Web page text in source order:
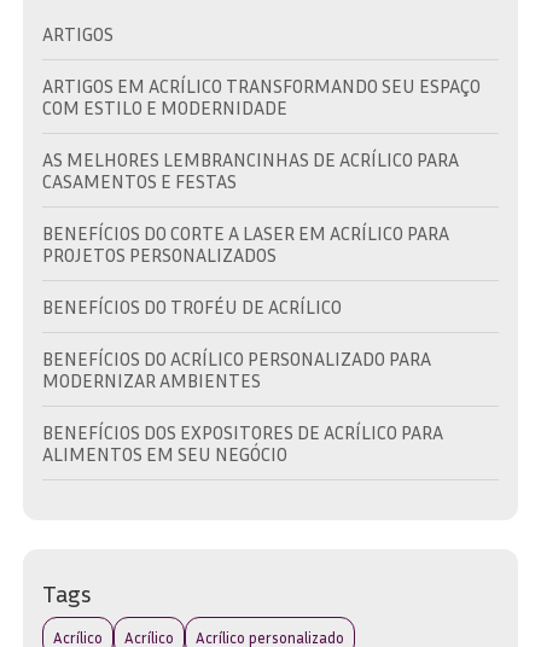
ARTIGOS
ARTIGOS EM ACRÍLICO TRANSFORMANDO SEU ESPAÇO
COM ESTILO E MODERNIDADE
AS MELHORES LEMBRANCINHAS DE ACRÍLICO PARA
CASAMENTOS E FESTAS
BENEFÍCIOS DO CORTE A LASER EM ACRÍLICO PARA
PROJETOS PERSONALIZADOS
BENEFÍCIOS DO TROFÉU DE ACRÍLICO
BENEFÍCIOS DO ACRÍLICO PERSONALIZADO PARA
MODERNIZAR AMBIENTES
BENEFÍCIOS DOS EXPOSITORES DE ACRÍLICO PARA
ALIMENTOS EM SEU NEGÓCIO
SUA MARCA E EVENTO
Tags
Acrílico Acrílico Acrílico personalizado